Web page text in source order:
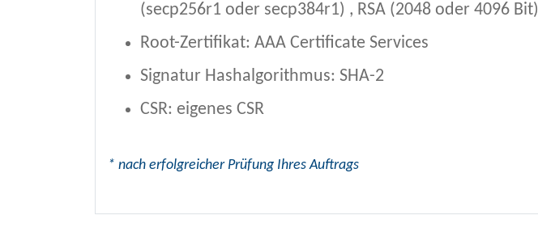
(secp256r1 oder secp384r1) , RSA (2048 oder 4096 Bit)
Root-Zertifikat: AAA Certificate Services
Signatur Hashalgorithmus: SHA-2
CSR: eigenes CSR
* nach erfolgreicher Prüfung Ihres Auftrags